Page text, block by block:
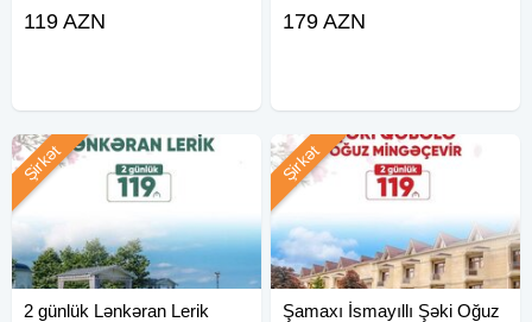
Kür çayında gəmi gəzintisi (əlavə
119 AZN
Avqust ✓Tura daxildir: - Vıp
179 AZN
2 günlük Lənkəran Lerik
Şirkət
Şamaxı İsmayıllı Şəki Oğuz
Şirkət